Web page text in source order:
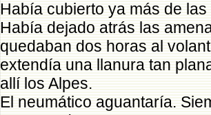
Había cubierto ya más de
Había dejado atrás las
quedaban dos horas al
extendía una llanura tan
allí los Alpes.
El neumático aguantaría.